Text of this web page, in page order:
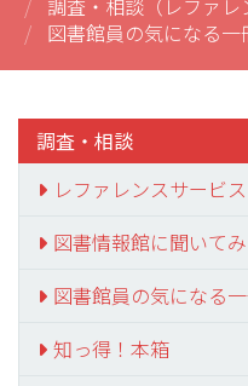
調査・相談（レファ
図書館員の気になる一
調査・相談
レファレンスサービ
図書情報館に聞いて
図書館員の気になる
知っ得！本箱